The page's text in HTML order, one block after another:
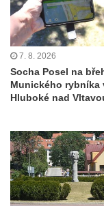
Socha na
Velešíně
Pomník J. V.
Pamětní deska
vstupu do
Liberci
Pamětní deska
domě čp. 37 v
Pomník na
7. 8. 2026
Socha Posel na
Munického rybníka
Hluboké nad